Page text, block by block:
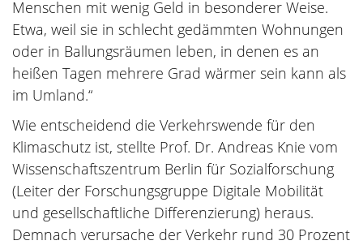
Menschen mit wenig Geld in besonderer Weise.
Etwa, weil sie in schlecht gedämmten Wohnungen
oder in Ballungsräumen leben, in denen es an
heißen Tagen mehrere Grad wärmer sein kann als
im Umland.“
Wie entscheidend die Verkehrswende für den
Klimaschutz ist, stellte Prof. Dr. Andreas Knie vom
Wissenschaftszentrum Berlin für Sozialforschung
(Leiter der Forschungsgruppe Digitale Mobilität
und gesellschaftliche Differenzierung) heraus.
Demnach verursache der Verkehr rund 30 Prozent